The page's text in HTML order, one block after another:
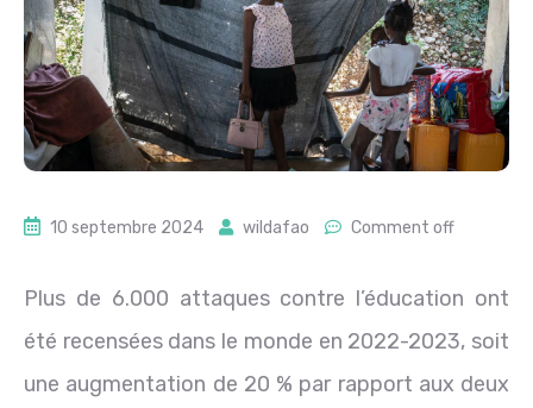
10 septembre 2024 wildafao Comment off
Plus de 6.000 attaques contre l’éducation ont
été recensées dans le monde en 2022-2023, soit
une augmentation de 20 % par rapport aux deux